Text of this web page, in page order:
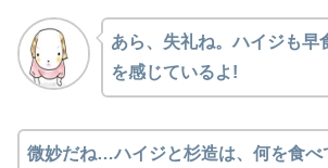
あら、失礼ね。ハイジも早
を感じているよ!
微妙だね…ハイジと杉造は、何を食べ